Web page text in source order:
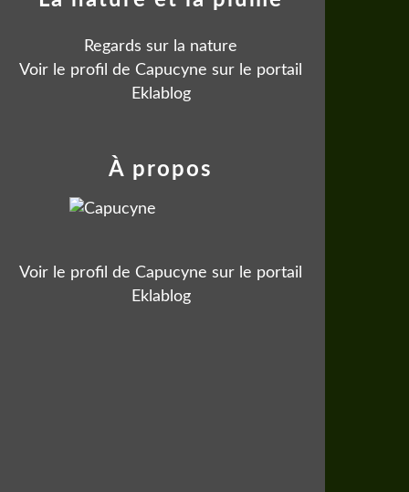
Regards sur la nature
Voir le profil de Capucyne sur le portail
Eklablog
À propos
Voir le profil de Capucyne sur le portail
Eklablog